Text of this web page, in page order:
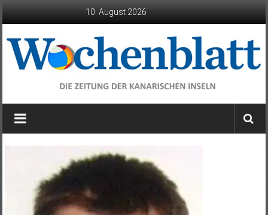
10. August 2026
Wochenblatt
die